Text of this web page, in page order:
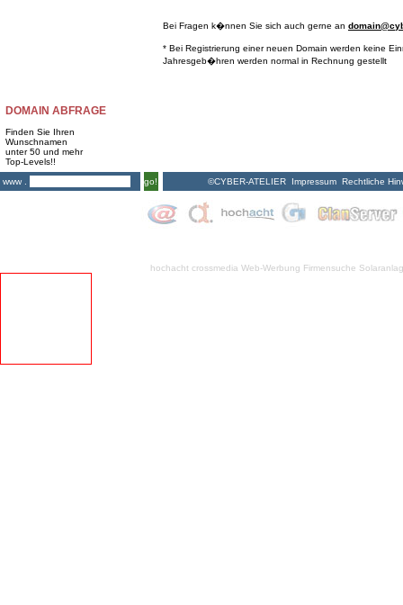
DOMAIN ABFRAGE
Finden Sie Ihren
Wunschnamen
unter 50 und mehr
Top-Levels!!
www .
go!
Bei Fragen k�nnen Sie sich auch gerne an
* Bei Registrierung einer neuen Domain werden keine
Jahresgeb�hren werden normal in Rechnung gestellt
©CYBER-ATELIER Impressum Rechtliche
hochacht crossmedia Web-Werbung Firmensuche